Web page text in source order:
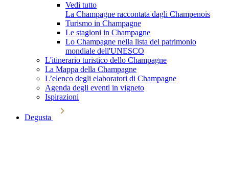
Vedi tutto
La Champagne raccontata dagli Champenois
Turismo in Champagne
Le stagioni in Champagne
Lo Champagne nella lista del patrimonio
mondiale dell'UNESCO
L'itinerario turistico dello Champagne
La Mappa della Champagne
L’elenco degli elaboratori di Champagne
Agenda degli eventi in vigneto
Ispirazioni
Degusta